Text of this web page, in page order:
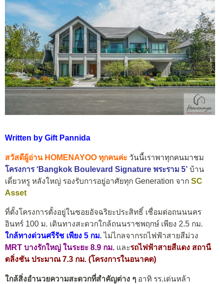
Written by Gift Pannida
สวัสดีผู้อ่าน HOMENAYOO ทุกคนค่ะ วันนี้เราพาทุกคนมาชม
โครงการ ‘Bangkok Boulevard Signature พระราม 5’ บ้าน
เดี่ยวหรู หลังใหญ่ รองรับการอยู่อาศัยทุก Generation จาก SC
Asset
ที่ตั้งโครงการตั้งอยู่ในซอยอัจฉริยะประสิทธิ์ เชื่อมต่อถนนนคร
อินทร์ 100 ม. เดินทางสะดวกใกล้ถนนราชพฤกษ์ เพียง 2.5 กม.
ใกล้ทางด่วนศรีรัช เพียง 5 กม. ไม่ไกลจากรถไฟฟ้าสายสีม่วง
MRT บางรักใหญ่ ในระยะ 8.9 กม. และรถไฟฟ้าสายสีแดง สถานี
ตลิ่งชัน ประมาณ 7.3 กม. (โครงการในอนาคต)
ใกล้สิ่งอำนวยความสะดวกที่สำคัญต่าง ๆ อาทิ รร.เด่นหล้า